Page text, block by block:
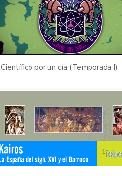
Científico por un día (Temporada I)